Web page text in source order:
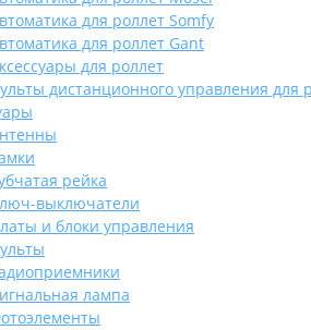
для роллет Somfy
для роллет Gant
для роллет
дистанционного управления для
рейка
выключатели
и блоки управления
лампа